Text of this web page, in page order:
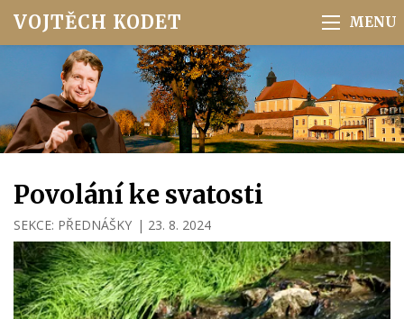
VOJTĚCH KODET
Povolání ke svatosti
SEKCE: PŘEDNÁŠKY | 23. 8. 2024